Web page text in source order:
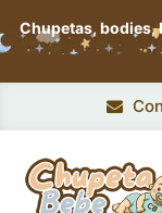
Chupetas, bodies,